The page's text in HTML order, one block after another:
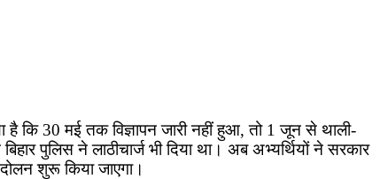
है कि 30 मई तक विज्ञापन जारी नहीं हुआ, तो 1 जून से थाली-
पुलिस ने लाठीचार्ज भी दिया था। अब अभ्यर्थियों ने सरकार
शुरू किया जाएगा।